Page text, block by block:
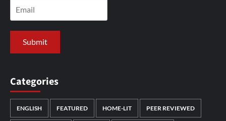
Categories
ENGLISH FEATURED HOME-LIT PEER REVIEWED